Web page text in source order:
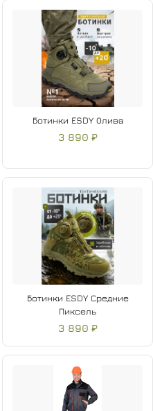
Ботинки ESDY Олива
3 890 ₽
Ботинки ESDY Средние
Пиксель
3 890 ₽